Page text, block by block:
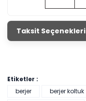
Taksit Seçenekleri
Etiketler :
berjer
berjer koltuk